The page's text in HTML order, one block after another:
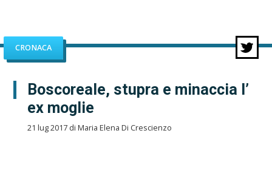
CRONACA
Boscoreale, stupra e minaccia l’
ex moglie
21 lug 2017 di Maria Elena Di Crescienzo